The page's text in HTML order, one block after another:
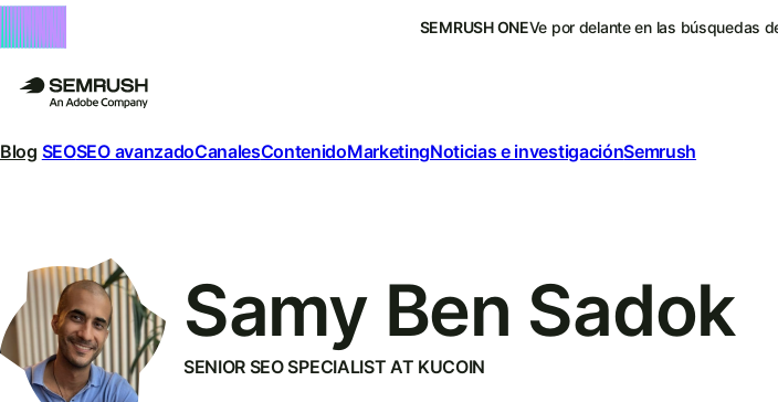
SEMRUSH ONEVe por delante en las búsquedas
Blog SEOSEO avanzadoCanalesContenidoMarketingNoticias e investigaciónSemrush
Samy Ben Sadok
SENIOR SEO SPECIALIST AT KUCOIN